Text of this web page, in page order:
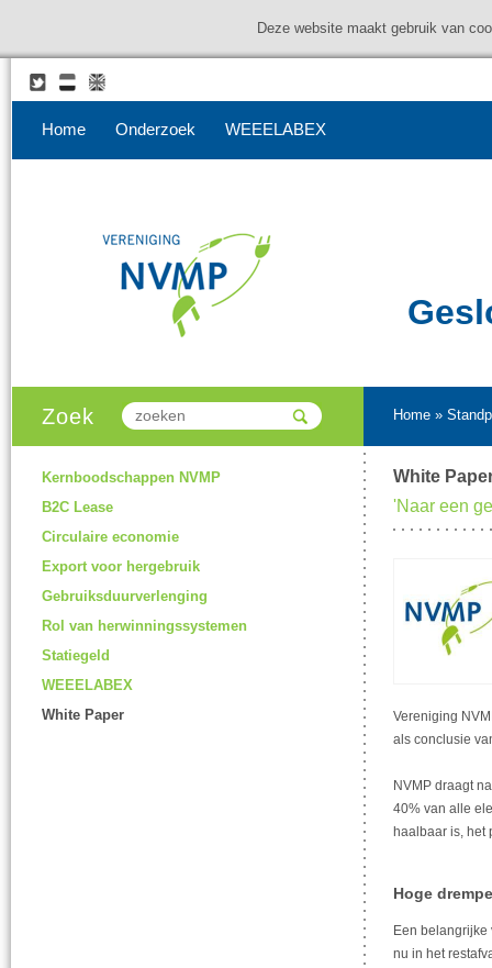
Deze website maakt gebruik van
Home Onderzoek WEEELABEX
Zoek Home»
Kernboodschappen NVMP
B2C Lease
Circulaire economie
Export voor hergebruik
Gebruiksduurverlenging
Rol van herwinningssystemen
Statiegeld
WEEELABEX
White Paper
White
'Naar een
Vereniging
als conclusie
NVMP draagt
40% van alle
haalbaar is, het
Hoge
Een
nu in het